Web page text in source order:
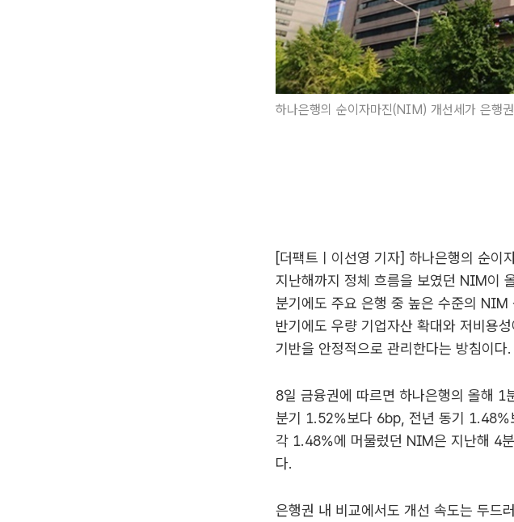
하나은행의 순이자마진(NIM) 개선세가 은행
[더팩트ㅣ이선영 기자] 하나은행의 순이
지난해까지 정체 흐름을 보였던 NIM이
분기에도 주요 은행 중 높은 수준의
반기에도 우량 기업자산 확대와 저비용
기반을 안정적으로 관리한다는 방침이다.
8일 금융권에 따르면 하나은행의 올해
분기 1.52%보다 6bp, 전년 동기
각 1.48%에 머물렀던 NIM은 지난해 4
다.
은행권 내 비교에서도 개선 속도는 두드